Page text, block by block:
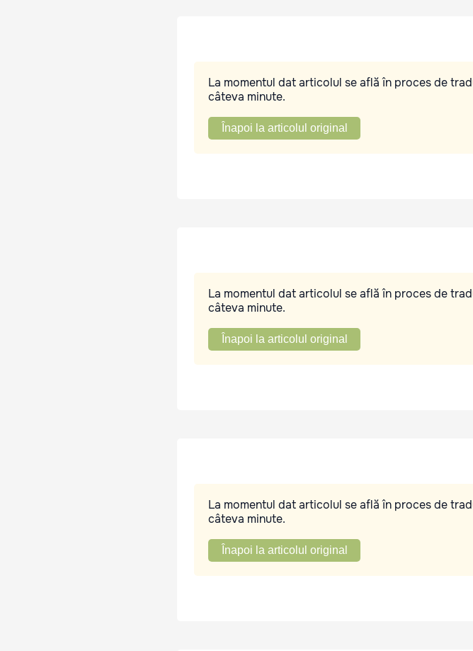
La momentul dat articolul se află în proces de
câteva minute.
Înapoi la articolul original
La momentul dat articolul se află în proces de
câteva minute.
Înapoi la articolul original
La momentul dat articolul se află în proces de
câteva minute.
Înapoi la articolul original